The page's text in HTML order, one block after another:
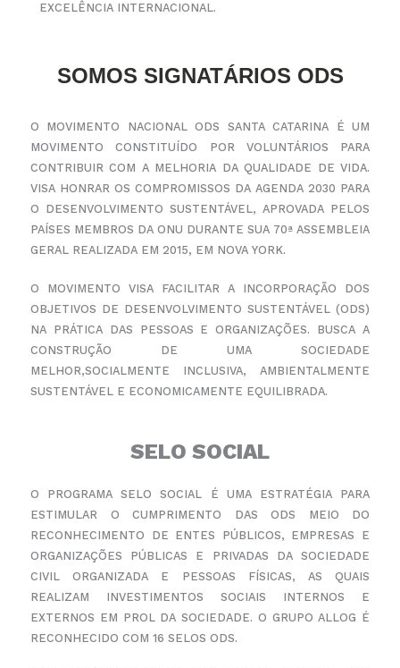
EXCELÊNCIA INTERNACIONAL.
SOMOS SIGNATÁRIOS ODS
O MOVIMENTO NACIONAL ODS SANTA CATARINA É UM
MOVIMENTO CONSTITUÍDO POR VOLUNTÁRIOS PARA
CONTRIBUIR COM A MELHORIA DA QUALIDADE DE VIDA.
VISA HONRAR OS COMPROMISSOS DA AGENDA 2030 PARA
O DESENVOLVIMENTO SUSTENTÁVEL, APROVADA PELOS
PAÍSES MEMBROS DA ONU DURANTE SUA 70ª ASSEMBLEIA
GERAL REALIZADA EM 2015, EM NOVA YORK.
O MOVIMENTO VISA FACILITAR A INCORPORAÇÃO DOS
OBJETIVOS DE DESENVOLVIMENTO SUSTENTÁVEL (ODS)
NA PRÁTICA DAS PESSOAS E ORGANIZAÇÕES. BUSCA A
CONSTRUÇÃO DE UMA SOCIEDADE
MELHOR,SOCIALMENTE INCLUSIVA, AMBIENTALMENTE
SUSTENTÁVEL E ECONOMICAMENTE EQUILIBRADA.
SELO SOCIAL
O PROGRAMA SELO SOCIAL É UMA ESTRATÉGIA PARA
ESTIMULAR O CUMPRIMENTO DAS ODS MEIO DO
RECONHECIMENTO
DE ENTES PÚBLICOS, EMPRESAS
E
ORGANIZAÇÕES
PÚBLICAS E PRIVADAS DASOCIEDADE
CIVIL ORGANIZADA E PESSOAS FÍSICAS, AS QUAIS
REALIZAM INVESTIMENTOS SOCIAIS INTERNOS E
EXTERNOS EM PROL DA SOCIEDADE. O GRUPO ALLOG É
RECONHECIDO COM 16 SELOS ODS.